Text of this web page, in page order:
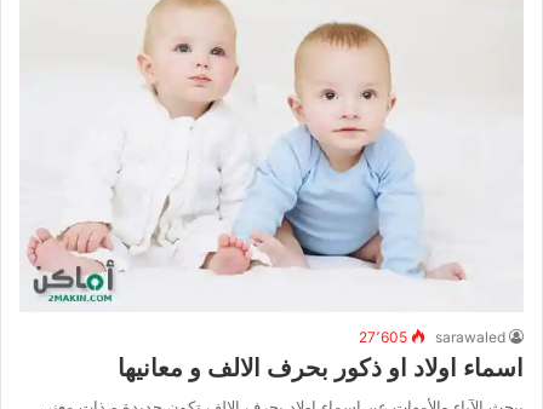
sarawaled 27٬605
اسماء اولاد او ذكور بحرف الالف و معانيها